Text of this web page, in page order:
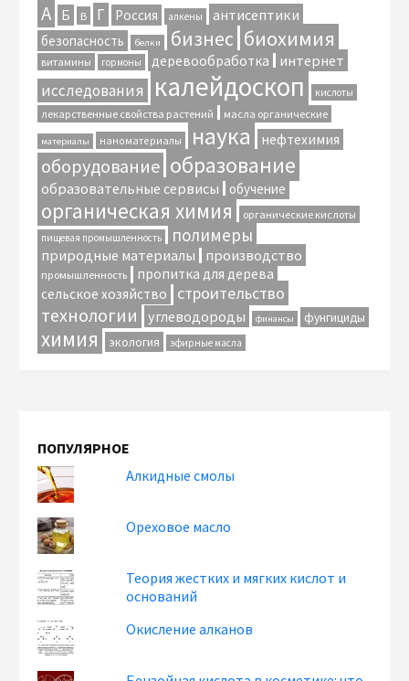
А Б В Г Россия алкены антисептики
безопасность белки бизнес биохимия
витамины гормоны деревообработка интернет
исследования калейдоскоп кислоты
лекарственные свойства растений масла органические
материалы наноматериалы наука нефтехимия
оборудование образование
образовательные сервисы обучение
органическая химия органические кислоты
пищевая промышленность полимеры
природные материалы производство
промышленность
пропитка для дерева
сельское хозяйство
строительство
технологии углеводороды финансы фунгициды
химия экология эфирные масла
ПОПУЛЯРНОЕ
Алкидные смолы
Ореховое масло
Теория жестких и мягких кислот и
оснований
Окисление алканов